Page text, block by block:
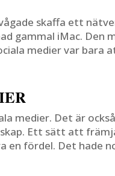
skaffa ett
gammal iMac. Den
medier var bara
medier. Det är också
Ett sätt att
en fördel. Det hade